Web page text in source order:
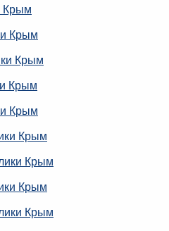
Крым
Крым
Крым
Крым
Крым
Крым
Крым
Крым
Крым